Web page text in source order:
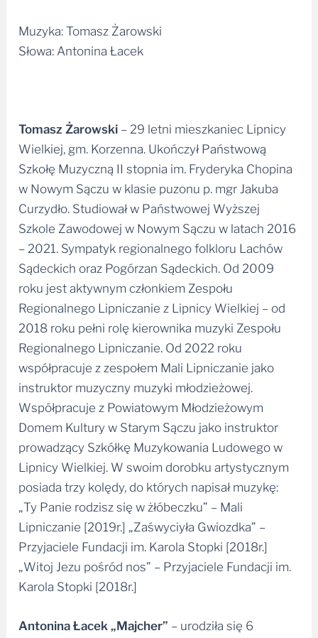
Muzyka: Tomasz Żarowski
Słowa: Antonina Łacek
Tomasz Żarowski – 29 letni mieszkaniec Lipnicy
Wielkiej, gm. Korzenna. Ukończył Państwową
Szkołę Muzyczną II stopnia im. Fryderyka Chopina
w Nowym Sączu w klasie puzonu p. mgr Jakuba
Curzydło. Studiował w Państwowej Wyższej
Szkole Zawodowej w Nowym Sączu w latach 2016
– 2021. Sympatyk regionalnego folkloru Lachów
Sądeckich oraz Pogórzan Sądeckich. Od 2009
roku jest aktywnym członkiem Zespołu
Regionalnego Lipniczanie z Lipnicy Wielkiej – od
2018 roku pełni rolę kierownika muzyki Zespołu
Regionalnego Lipniczanie. Od 2022 roku
współpracuje z zespołem Mali Lipniczanie jako
instruktor muzyczny muzyki młodzieżowej.
Współpracuje z Powiatowym Młodzieżowym
Domem Kultury w Starym Sączu jako instruktor
prowadzący Szkółkę Muzykowania Ludowego w
Lipnicy Wielkiej. W swoim dorobku artystycznym
posiada trzy kolędy, do których napisał muzykę:
„Ty Panie rodzisz się w żłóbeczku” – Mali
Lipniczanie [2019r.] „Zaśwyciyła Gwiozdka” –
Przyjaciele Fundacji im. Karola Stopki [2018r.]
„Witoj Jezu pośród nos” – Przyjaciele Fundacji im.
Karola Stopki [2018r.]
Antonina Łacek „Majcher” – urodziła się 6